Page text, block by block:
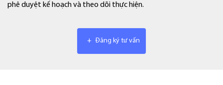
phê duyệt kế hoạch và theo dõi thực hiện.
+ Đăng ký tư vấn